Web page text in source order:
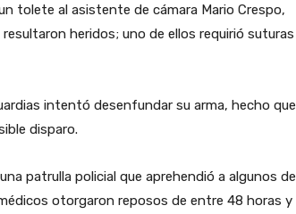
tolete al asistente de cámara Mario Crespo,
heridos; uno de ellos requirió suturas
intentó desenfundar su arma, hecho que
disparo.
patrulla policial que aprehendió a algunos de
otorgaron reposos de entre 48 horas y